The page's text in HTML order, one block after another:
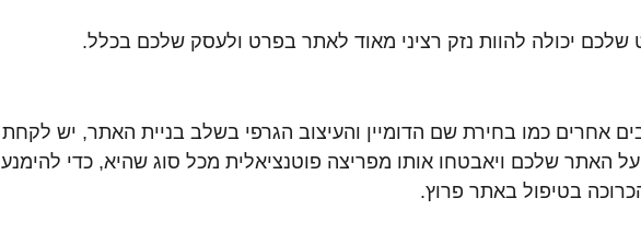
שלכם יכולה להוות נזק רציני מאוד לאתר בפרט ולעסק שלכם בכלל.
אחרים כמו בחירת שם הדומיין והעיצוב הגרפי בשלב בניית האתר, יש לקחת
האתר שלכם ויאבטחו אותו מפריצה פוטנציאלית מכל סוג שהיא, כדי להימנע
בטיפול באתר פרוץ.